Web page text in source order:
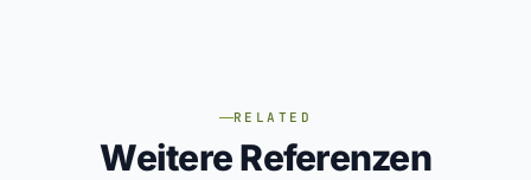
RELATED
Weitere Referenzen